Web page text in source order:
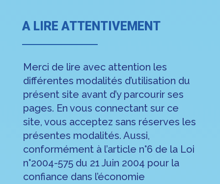
A LIRE ATTENTIVEMENT
Merci de lire avec attention les
différentes modalités d’utilisation du
présent site avant d’y parcourir ses
pages. En vous connectant sur ce
site, vous acceptez sans réserves les
présentes modalités. Aussi,
conformément à l’article n°6 de la Loi
n°2004-575 du 21 Juin 2004 pour la
confiance dans l’économie